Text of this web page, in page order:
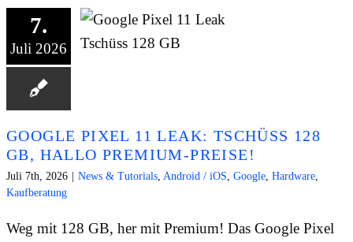
7.
Juli 2026
GOOGLE PIXEL 11 LEAK: TSCHÜSS 128
GB, HALLO PREMIUM-PREISE!
Juli 7th, 2026 | News & Tutorials Android / iOS Google Hardware
Kaufberatung
Weg mit 128 GB, her mit Premium! Das Google Pixel